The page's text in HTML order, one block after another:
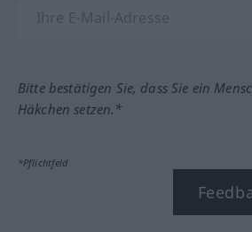
Bitte bestätigen Sie, dass Sie ein
Häkchen setzen.*
*Pflichtfeld